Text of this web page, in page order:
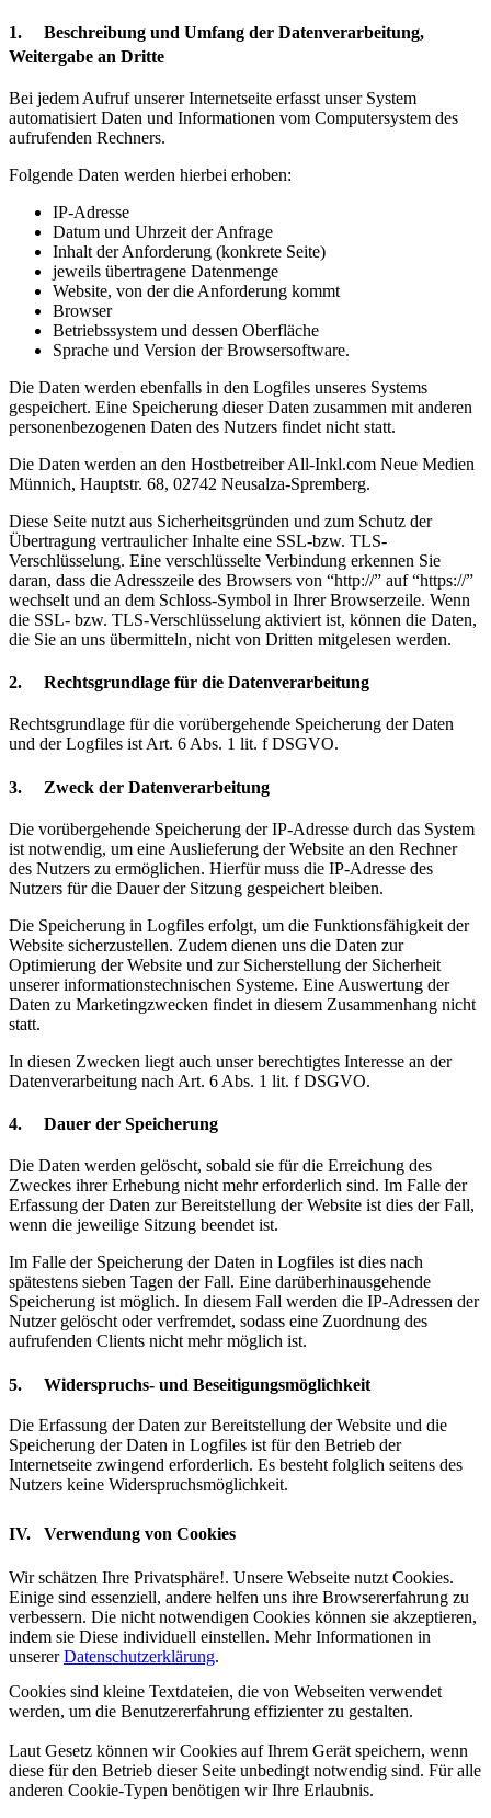
1. Beschreibung und Umfang der Datenverarbeitung,
Weitergabe an Dritte
Bei jedem Aufruf unserer Internetseite erfasst unser System
automatisiert Daten und Informationen vom Computersystem des
aufrufenden Rechners.
Folgende Daten werden hierbei erhoben:
IP-Adresse
Datum und Uhrzeit der Anfrage
Inhalt der Anforderung (konkrete Seite)
jeweils übertragene Datenmenge
Website, von der die Anforderung kommt
Browser
Betriebssystem und dessen Oberfläche
Sprache und Version der Browsersoftware.
Die Daten werden ebenfalls in den Logfiles unseres Systems
gespeichert. Eine Speicherung dieser Daten zusammen mit anderen
personenbezogenen Daten des Nutzers findet nicht statt.
Die Daten werden an den Hostbetreiber All-Inkl.com Neue Medien
Münnich, Hauptstr. 68, 02742 Neusalza-Spremberg.
Diese Seite nutzt aus Sicherheitsgründen und zum Schutz der
Übertragung vertraulicher Inhalte eine SSL-bzw. TLS-
Verschlüsselung. Eine verschlüsselte Verbindung erkennen Sie
daran, dass die Adresszeile des Browsers von “http://” auf “https://”
wechselt und an dem Schloss-Symbol in Ihrer Browserzeile. Wenn
die SSL- bzw. TLS-Verschlüsselung aktiviert ist, können die Daten,
die Sie an uns übermitteln, nicht von Dritten mitgelesen werden.
2. Rechtsgrundlage für die Datenverarbeitung
Rechtsgrundlage für die vorübergehende Speicherung der Daten
und der Logfiles ist Art. 6 Abs. 1 lit. f DSGVO.
3. Zweck der Datenverarbeitung
Die vorübergehende Speicherung der IP-Adresse durch das System
ist notwendig, um eine Auslieferung der Website an den Rechner
des Nutzers zu ermöglichen. Hierfür muss die IP-Adresse des
Nutzers für die Dauer der Sitzung gespeichert bleiben.
Die Speicherung in Logfiles erfolgt, um die Funktionsfähigkeit der
Website sicherzustellen. Zudem dienen uns die Daten zur
Optimierung der Website und zur Sicherstellung der Sicherheit
unserer informationstechnischen Systeme. Eine Auswertung der
Daten zu Marketingzwecken findet in diesem Zusammenhang nicht
statt.
In diesen Zwecken liegt auch unser berechtigtes Interesse an der
Datenverarbeitung nach Art. 6 Abs. 1 lit. f DSGVO.
4. Dauer der Speicherung
Die Daten werden gelöscht, sobald sie für die Erreichung des
Zweckes ihrer Erhebung nicht mehr erforderlich sind. Im Falle der
Erfassung der Daten zur Bereitstellung der Website ist dies der Fall,
wenn die jeweilige Sitzung beendet ist.
Im Falle der Speicherung der Daten in Logfiles ist dies nach
spätestens sieben Tagen der Fall. Eine darüberhinausgehende
Speicherung ist möglich. In diesem Fall werden die IP-Adressen der
Nutzer gelöscht oder verfremdet, sodass eine Zuordnung des
aufrufenden Clients nicht mehr möglich ist.
5. Widerspruchs- und Beseitigungsmöglichkeit
Die Erfassung der Daten zur Bereitstellung der Website und die
Speicherung der Daten in Logfiles ist für den Betrieb der
Internetseite zwingend erforderlich. Es besteht folglich seitens des
Nutzers keine Widerspruchsmöglichkeit.
IV. Verwendung von Cookies
Wir schätzen Ihre Privatsphäre!. Unsere Webseite nutzt Cookies.
Einige sind essenziell, andere helfen uns ihre Browsererfahrung zu
verbessern. Die nicht notwendigen Cookies können sie akzeptieren,
indem sie Diese individuell einstellen. Mehr Informationen in
unsererDatenschutzerklärung.
Cookies sind kleine Textdateien, die von Webseiten verwendet
werden, um die Benutzererfahrung effizienter zu gestalten.
Laut Gesetz können wir Cookies auf Ihrem Gerät speichern, wenn
diese für den Betrieb dieser Seite unbedingt notwendig sind. Für alle
anderen Cookie-Typen benötigen wir Ihre Erlaubnis.